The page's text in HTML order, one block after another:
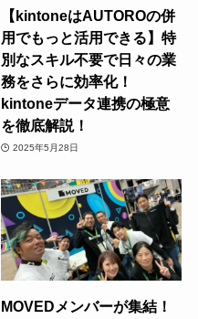
【kintoneはAUTOROの併
用でもっと活用できる】特
別なスキル不要で日々の業
務をさらに効率化！
kintoneデータ連携の極意
を徹底解説！
2025年5月28日
MOVEDメンバーが集結！